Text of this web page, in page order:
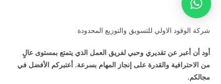
شركة الوقود الاولي للتسويق والتوزيع المحدودة
أود أن أعبر عن تقديري وحبي لفريق العمل الذي يتمتع بمستوى عالٍ
من الاحترافية والقدرة على إنجاز المهام بسرعة. أعتبركم الأفضل في
مجالكم.